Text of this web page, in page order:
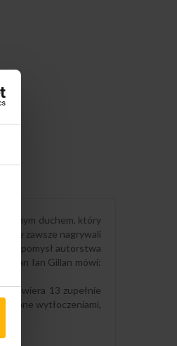
samym duchem, który
zawsze nagrywali
jest pomysł autorstwa
Ian Gillan mówi:
Zawiera 13 zupełnie
wytłoczeniami,